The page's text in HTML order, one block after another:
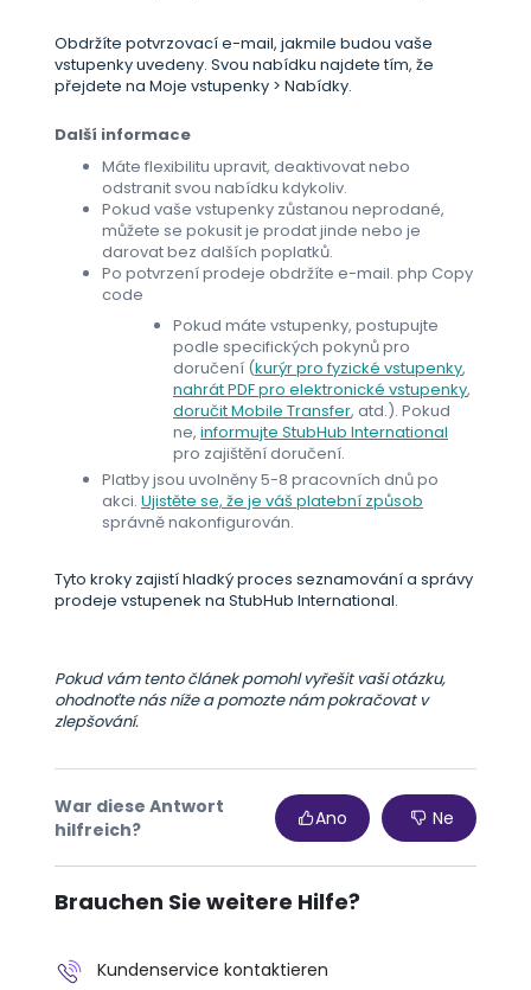
Obdržíte potvrzovací e-mail, jakmile budou vaše
vstupenky uvedeny. Svou nabídku najdete tím, že
přejdete na Moje vstupenky > Nabídky.
Další informace
Máte flexibilitu upravit, deaktivovat nebo
odstranit svou nabídku kdykoliv.
Pokud vaše vstupenky zůstanou neprodané,
můžete se pokusit je prodat jinde nebo je
darovat bez dalších poplatků.
Po potvrzení prodeje obdržíte e-mail. php Copy
code
Pokud máte vstupenky, postupujte
podle specifických pokynů pro
doručení (kurýr pro fyzické vstupenky,
nahrát PDF pro elektronické vstupenky,
doručit Mobile Transfer, atd.). Pokud
ne, informujte StubHub International
pro zajištění doručení.
Platby jsou uvolněny 5-8 pracovních dnů po
akci. Ujistěte se, že je váš platební způsob
správně nakonfigurován.
Tyto kroky zajistí hladký proces seznamování a správy
prodeje vstupenek na StubHub International.
Pokud vám tento článek pomohl vyřešit vaši otázku,
ohodnoťte nás níže a pomozte nám pokračovat v
zlepšování.
War diese Antwort
hilfreich?
Ano Ne
Brauchen Sie weitere Hilfe?
Kundenservice kontaktieren